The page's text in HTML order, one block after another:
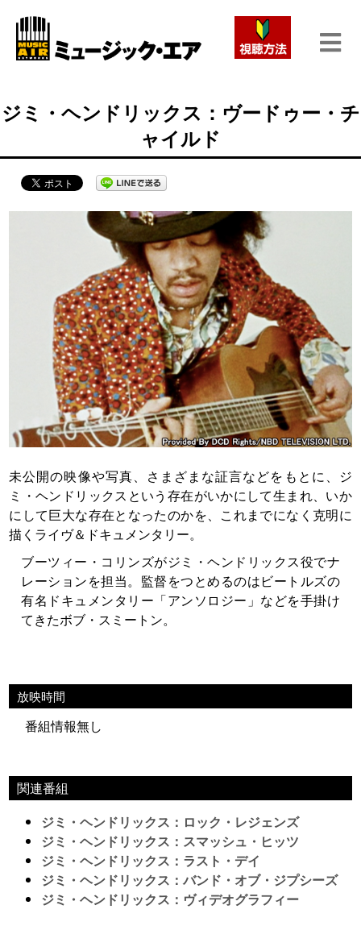
ジミ・ヘンドリックス：ヴードゥー・チ
ャイルド
未公開の映像や写真、さまざまな証言などをもとに、ジ
ミ・ヘンドリックスという存在がいかにして生まれ、いか
にして巨大な存在となったのかを、これまでになく克明に
描くライヴ＆ドキュメンタリー。
ブーツィー・コリンズがジミ・ヘンドリックス役でナ
レーションを担当。監督をつとめるのはビートルズの
有名ドキュメンタリー「アンソロジー」などを手掛け
てきたボブ・スミートン。
放映時間
番組情報無し
関連番組
ジミ・ヘンドリックス：ロック・レジェンズ
ジミ・ヘンドリックス：スマッシュ・ヒッツ
ジミ・ヘンドリックス：ラスト・デイ
ジミ・ヘンドリックス：バンド・オブ・ジプシーズ
ジミ・ヘンドリックス：ヴィデオグラフィー